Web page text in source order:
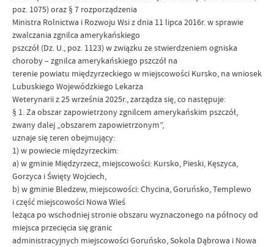
poz. 1075) oraz § 7 rozporządzenia
Ministra Rolnictwa i Rozwoju Wsi z dnia 11 lipca 2016r. w sprawie
zwalczania zgnilca amerykańskiego
pszczół (Dz. U., poz. 1123) w związku ze stwierdzeniem ogniska
choroby – zgnilca amerykańskiego pszczół na
terenie powiatu międzyrzeckiego w miejscowości Kursko, na wniosek
Lubuskiego Wojewódzkiego Lekarza
Weterynarii z 25 września 2025r., zarządza się, co następuje:
§ 1. Za obszar zapowietrzony zgnilcem amerykańskim pszczół,
zwany dalej „obszarem zapowietrzonym”,
uznaje się teren obejmujący:
1) w powiecie międzyrzeckim:
a) w gminie Międzyrzecz, miejscowości: Kursko, Pieski, Kęszyca,
Gorzyca i Święty Wojciech,
b) w gminie Bledzew, miejscowości: Chycina, Goruńsko, Templewo
i część miejscowości Nowa Wieś
leżąca po wschodniej stronie obszaru wyznaczonego na północy od
miejsca przecięcia się granic
administracyjnych miejscowości Goruńsko, Sokola Dąbrowa i Nowa